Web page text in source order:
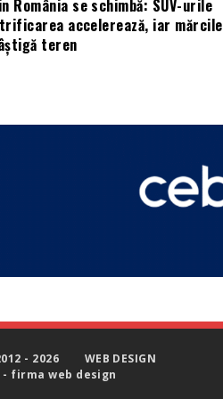
România se schimbă: SUV-urile
accelerează, iar mărcile
teren
- 2026 WEB DESIGN